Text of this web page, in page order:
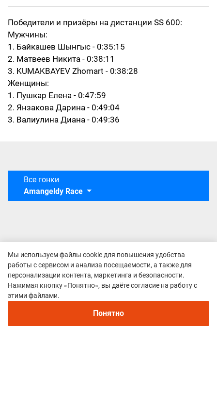
Победители и призёры на дистанции SS 600:
Мужчины:
1. Байкашев Шынгыс - 0:35:15
2. Матвеев Никита - 0:38:11
3. KUMAKBAYEV Zhomart - 0:38:28
Женщины:
1. Пушкар Елена - 0:47:59
2. Янзакова Дарина - 0:49:04
3. Валиулина Диана - 0:49:36
Все гонки
Amangeldy Race
Рекомендуем
Непромокаемые кроссовки для бега зимой и
трейлраннинга 2026. Для города и
Мы используем файлы cookie для повышения удобства
работы с сервисом и анализа посещаемости, а также для
персонализации контента, маркетинга и безопасности.
Нажимая кнопку «Понятно», вы даёте согласие на работу с
этими файлами.
Понятно